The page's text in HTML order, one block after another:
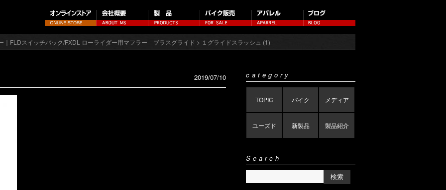
｜FLDスイッチバック/FXDL ローライダー用マフラー ブラスグライド > １グライドスラッシュ (1)
2019/07/10 category
TOPIC バイク メディア
ユーズド 新製品 製品紹介
Search